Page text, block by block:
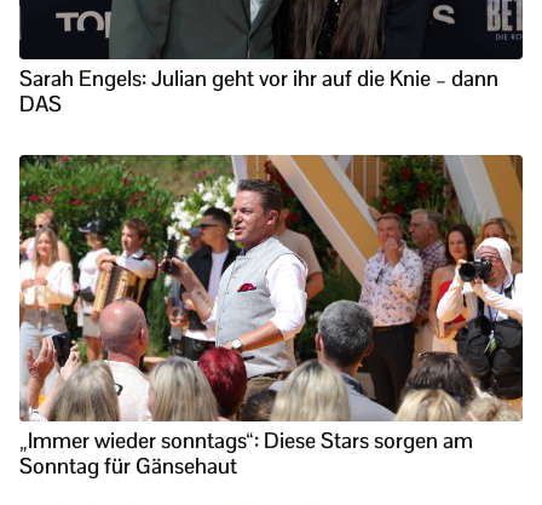
Sarah Engels: Julian geht vor ihr auf die Knie – dann
DAS
„Immer wieder sonntags“: Diese Stars sorgen am
Sonntag für Gänsehaut